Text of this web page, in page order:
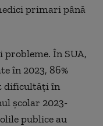
primari până
probleme. În SUA,
în 2023, 86%
dificultăți în
școlar 2023-
publice au